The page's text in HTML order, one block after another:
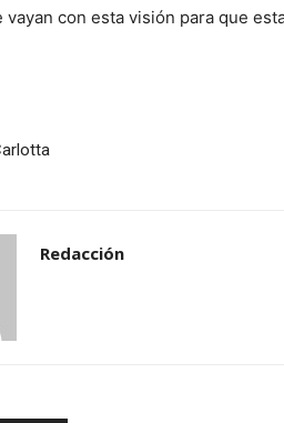
vayan con esta visión para que
Redacción